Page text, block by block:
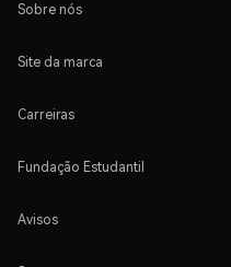
Sobre nós
Site da marca
Carreiras
Fundação Estudantil
Avisos